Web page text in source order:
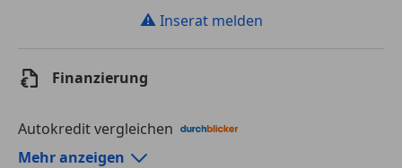
⚠ Inserat melden
Finanzierung
Autokredit vergleichen
Autokredit-Rechner von durchblicker.at
Mehr anzeigen